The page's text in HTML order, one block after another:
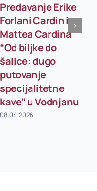
Predavanje Erike
Forlani Cardin i
Mattea Cardina
“Od biljke do
šalice: dugo
putovanje
specijalitetne
kave” u Vodnjanu
08.04.2026.